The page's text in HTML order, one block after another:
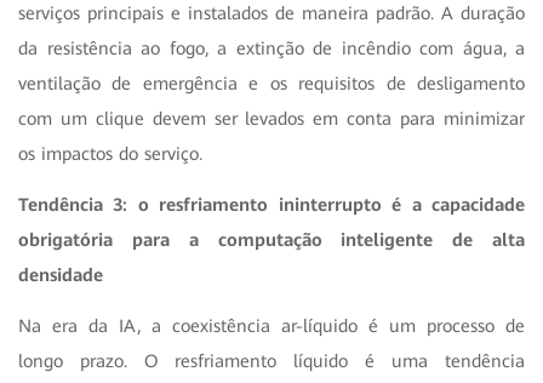
serviços principais e instalados de maneira padrão. A duração
da resistência ao fogo, a extinção de incêndio com água, a
ventilação de emergência e os requisitos de desligamento
com um clique devem ser levados em conta para minimizar
os impactos do serviço.
Tendência 3: o resfriamento ininterrupto é a capacidade
obrigatória para a computação inteligente de alta
densidade
Na era da IA, a coexistência ar-líquido é um processo de
longo prazo. O resfriamento líquido é uma tendência